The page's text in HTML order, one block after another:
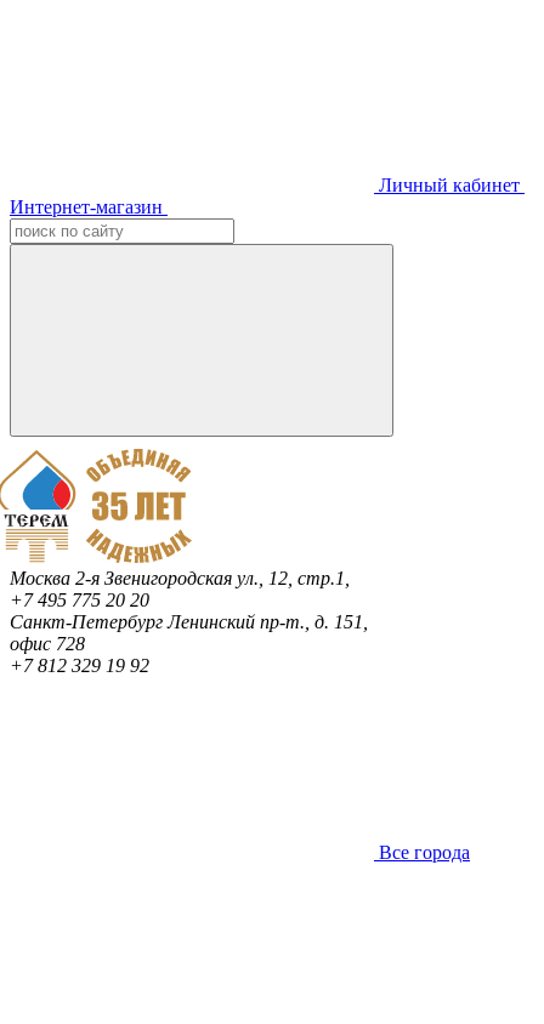
Личный кабинет
Интернет-магазин
Москва 2-я Звенигородская ул., 12, стр.1,
+7 495 775 20 20
Санкт-ПетербургЛенинский пр-т., д. 151,
офис 728
+7 812 329 19 92
Все города